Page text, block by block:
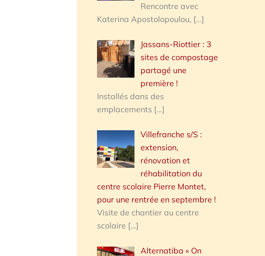
Rencontre avec
Katerina Apostolopoulou, […]
Jassans-Riottier : 3
sites de compostage
partagé une
première !
Installés dans des
emplacements […]
Villefranche s/S :
extension,
rénovation et
réhabilitation du
centre scolaire Pierre Montet,
pour une rentrée en septembre !
Visite de chantier au centre
scolaire […]
Alternatiba « On